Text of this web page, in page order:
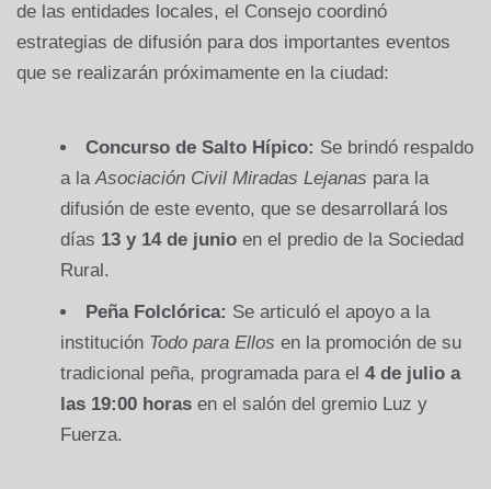
de las entidades locales, el Consejo coordinó
estrategias de difusión para dos importantes eventos
que se realizarán próximamente en la ciudad:
Concurso de Salto Hípico: Se brindó respaldo
a laAsociación Civil Miradas Lejanas para la
difusión de este evento, que se desarrollará los
días 13 y 14 de junio en el predio de la Sociedad
Rural.
Peña Folclórica: Se articuló el apoyo a la
institución Todo para Ellos en la promoción de su
tradicional peña, programada para el 4 de julio a
las 19:00 horas en el salón del gremio Luz y
Fuerza.